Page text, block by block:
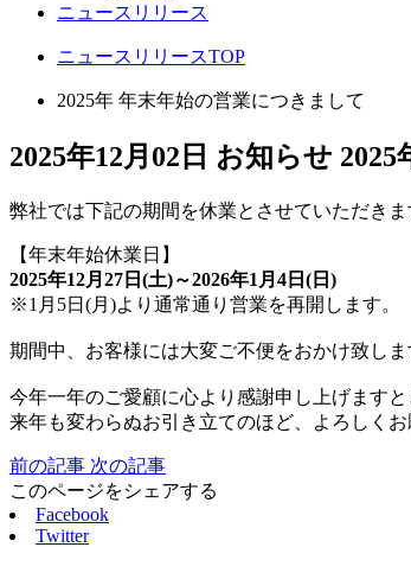
ニュースリリース
ニュースリリースTOP
2025年 年末年始の営業につきまして
2025年12月02日 お知らせ 2025
弊社では下記の期間を休業とさせていただきま
【年末年始休業日】
2025年12月27日(土)～2026年1月4日(日)
※1月5日(月)より通常通り営業を再開します。
期間中、お客様には大変ご不便をおかけ致し
今年一年のご愛顧に心より感謝申し上げますと
来年も変わらぬお引き立てのほど、よろしくお
前の記事 次の記事
このページをシェアする
Facebook
Twitter